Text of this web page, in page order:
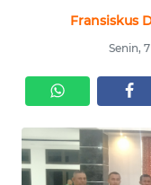
Fransiskus
Senin,
SERBI
LABUAN
BAJO